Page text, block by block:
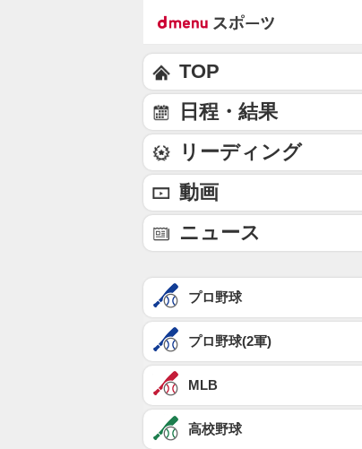
TOP
日程・結果
リーディング
動画
ニュース
プロ野球
プロ野球(2軍)
MLB
高校野球